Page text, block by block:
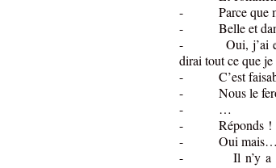
- Parce que moi
- Belle et
- Oui, j’ai envie
dirai tout ce que
- C’est
- Nous le
- …
- Réponds !
- Oui mais…
- Il n’y a pas